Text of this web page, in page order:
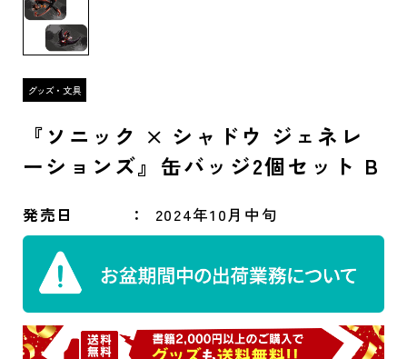
『ソニック × シャドウ ジェネレ
ーションズ』缶バッジ2個セット B
発売日 2024年10月中旬